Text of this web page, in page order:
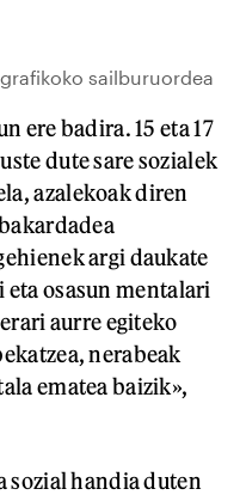
sailburuordea
ere badira. 15 eta 17
dute sare sozialek
azalekoak diren
argi daukate
osasun mentalari
aurre egiteko
nerabeak
ematea baizik»,
sozial handia duten